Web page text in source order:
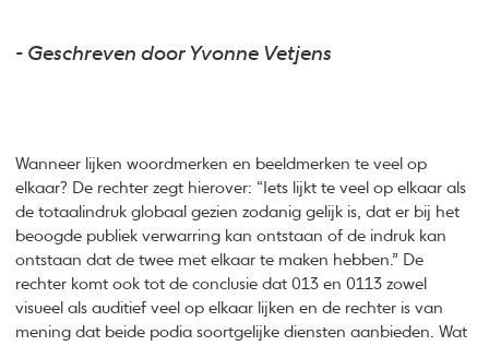
- Geschreven door Yvonne Vetjens
Wanneer lijken woordmerken en beeldmerken te veel op
elkaar? De rechter zegt hierover: “Iets lijkt te veel op elkaar als
de totaalindruk globaal gezien zodanig gelijk is, dat er bij het
beoogde publiek verwarring kan ontstaan of de indruk kan
ontstaan dat de twee met elkaar te maken hebben.” De
rechter komt ook tot de conclusie dat 013 en 0113 zowel
visueel als auditief veel op elkaar lijken en de rechter is van
mening dat beide podia soortgelijke diensten aanbieden. Wat